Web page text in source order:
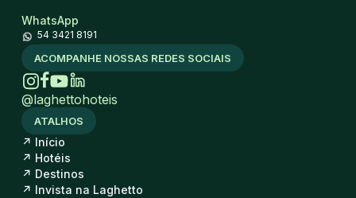
WhatsApp
54 3421 8191
ACOMPANHE NOSSAS REDES SOCIAIS
@laghettohoteis
ATALHOS
↗ Início
↗ Hotéis
↗ Destinos
↗ Invista na Laghetto